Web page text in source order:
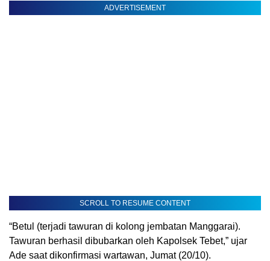
ADVERTISEMENT
SCROLL TO RESUME CONTENT
“Betul (terjadi tawuran di kolong jembatan Manggarai).
Tawuran berhasil dibubarkan oleh Kapolsek Tebet,” ujar
Ade saat dikonfirmasi wartawan, Jumat (20/10).